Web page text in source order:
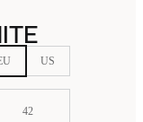
US
42